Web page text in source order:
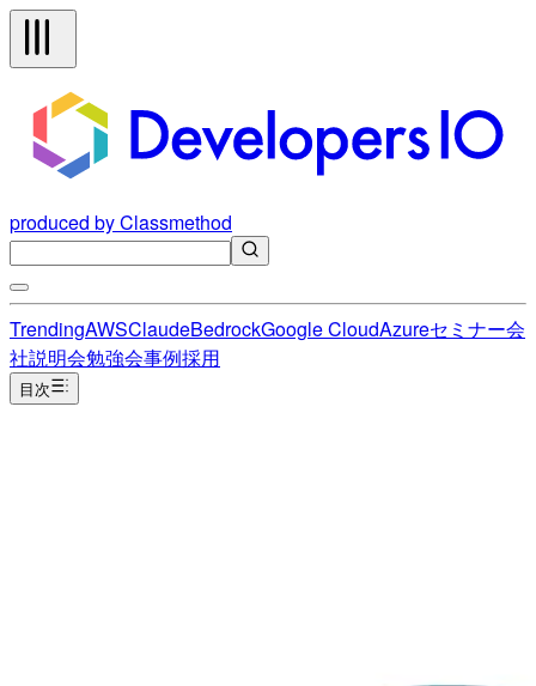
produced by Classmethod
TrendingAWSClaudeBedrockGoogle CloudAzureセミナー会
社説明会勉強会事例採用
目次